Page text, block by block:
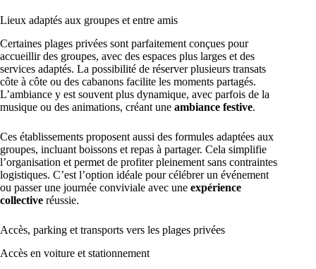
Lieux adaptés aux groupes et entre amis
Certaines plages privées sont parfaitement conçues pour
accueillir des groupes, avec des espaces plus larges et des
services adaptés. La possibilité de réserver plusieurs transats
côte à côte ou des cabanons facilite les moments partagés.
L’ambiance y est souvent plus dynamique, avec parfois de la
musique ou des animations, créant une ambiance festive.
Ces établissements proposent aussi des formules adaptées aux
groupes, incluant boissons et repas à partager. Cela simplifie
l’organisation et permet de profiter pleinement sans contraintes
logistiques. C’est l’option idéale pour célébrer un événement
ou passer une journée conviviale avec une expérience
collective réussie.
Accès, parking et transports vers les plages privées
Accès en voiture et stationnement